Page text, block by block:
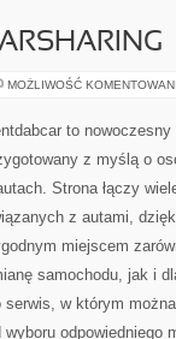
MOŻLIWOŚĆ
to
z myślą o
Strona łączy
z autami,
miejscem
samochodu, jak i
serwis, w którym
odpowiedniego